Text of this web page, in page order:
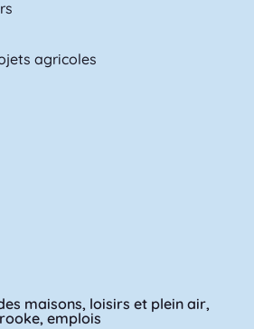
agricoles
maisons, loisirs et plein air,
emplois